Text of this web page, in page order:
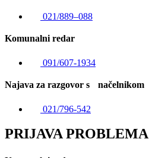
021/889–088
Komunalni redar
091/607-1934
Najava za razgovor s načelnikom
021/796-542
PRIJAVA PROBLEMA